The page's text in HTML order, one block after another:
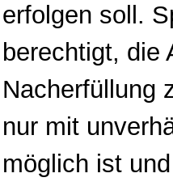
erfolgen soll.
berechtigt, die
Nacherfüllung
nur mit
möglich ist